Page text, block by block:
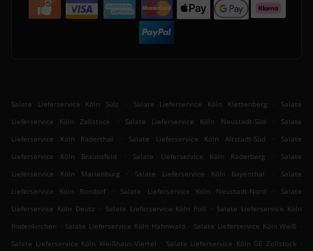
Salate Lieferservice Köln Sülz . Salate Lieferservice Köln Klettenberg .
Salate
Lieferservice Köln Zollstock
. Salate Lieferservice Köln Neustadt-Süd .
Salate
Lieferservice Köln Raderthal
. Salate Lieferservice Köln Altstadt-Süd .
Salate
Lieferservice Köln Braunsfeld
. Salate Lieferservice Köln Raderberg .
Salate
Lieferservice Köln Marienburg
. Salate Lieferservice Köln Bayenthal .
Salate
Lieferservice Köln Rondorf
. Salate Lieferservice Köln Neustadt-Nord .
Salate
Lieferservice Köln Deutz
. Salate Lieferservice Köln Poll . Salate Lieferservice Köln
Rodenkirchen . Salate Lieferservice Köln Hahnwald . Salate Lieferservice Köln Weiß .
Salate Lieferservice Köln Weißhaus-Viertel . Salate Lieferservice Köln GE Zollstock .